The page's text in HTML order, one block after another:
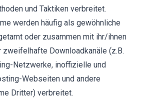
und Taktiken verbreitet.
werden häufig als gewöhnliche
oder zusammen mit ihr/ihnen
zweifelhafte Downloadkanäle (z.B.
Netzwerke, inoffizielle und
Webseiten und andere
Dritter) verbreitet.